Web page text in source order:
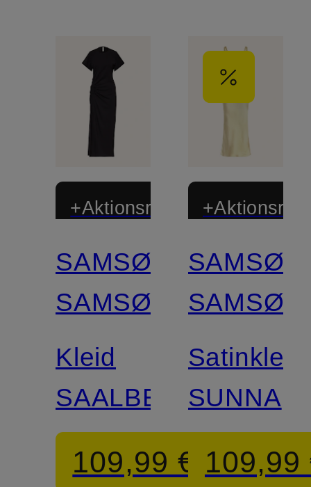
+Aktionsrabatt
SAMSØE
SAMSØE
Kleid
SAALBERO
109,99 €
Zertifiziert
SAMSØE
SAMSØE
Satinkleid
SUNNA
109,99